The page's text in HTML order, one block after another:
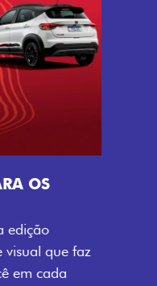
exclusiva do
lateral LollaBR e a
exclusividade,
o teto bicolor e as